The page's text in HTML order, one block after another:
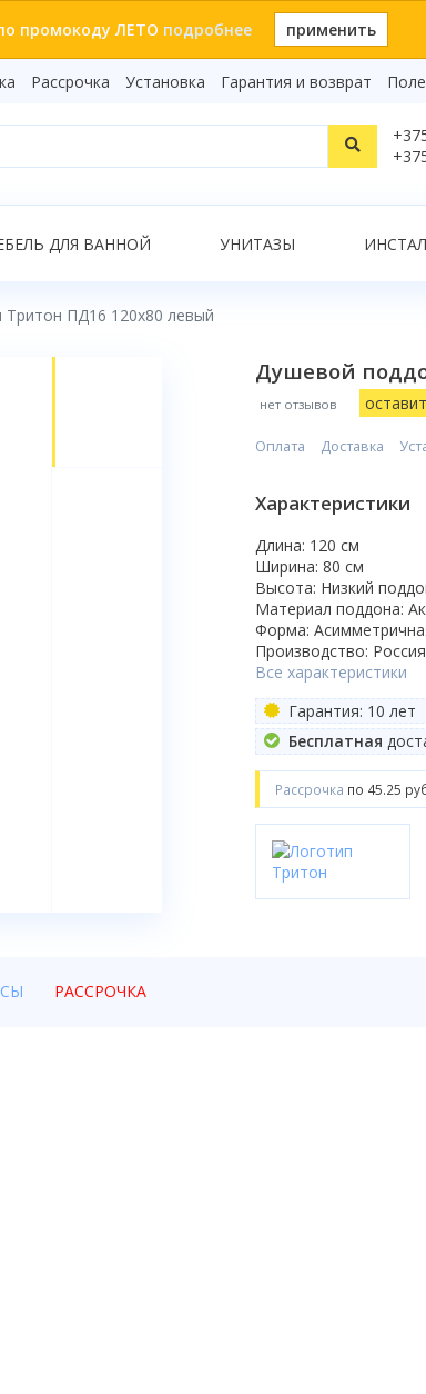
промокоду ЛЕТО подробнее применить
Рассрочка Установка Гарантия и возврат
Бренды
Показать все результаты
ДЛЯ ВАННОЙ УНИТАЗЫ
ПД16 120x80 левый
Душевой
нет отзывов
Оплата Доставка
Характеристики
Длина: 120 см
Ширина: 80 см
Высота: Низкий
Материал поддона:
Форма:
Производство:
Все характеристики
Гарантия: 10 лет
Бесплатная
Рассрочка по 45.25
РАССРОЧКА